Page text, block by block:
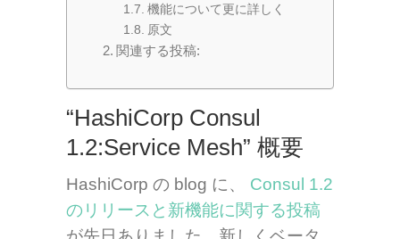
機能について更に詳しく
原文
関連する投稿:
“HashiCorp Consul
1.2:Service Mesh” 概要
HashiCorp の blog に、 Consul 1.2
のリリースと新機能に関する投稿